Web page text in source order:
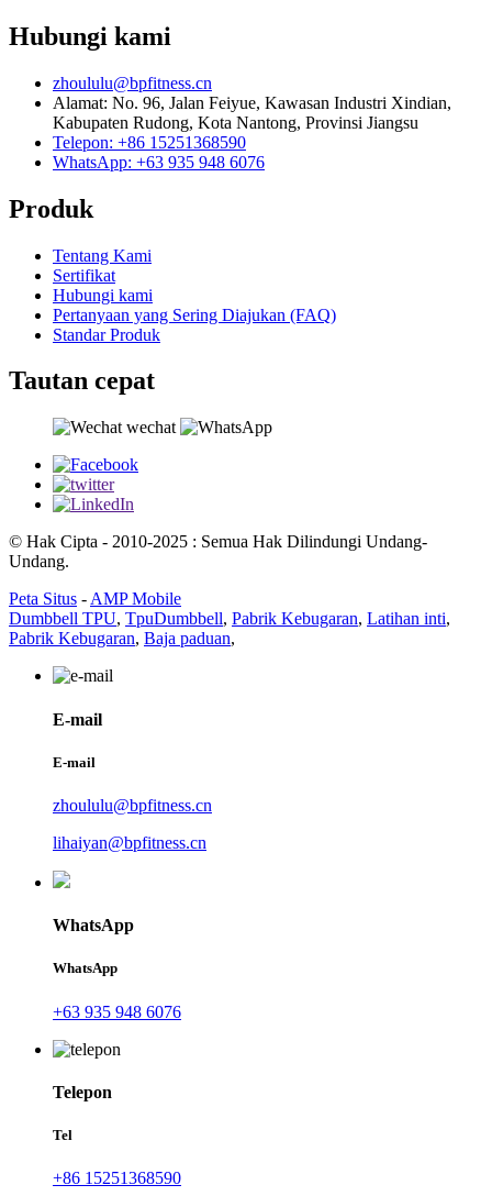
Hubungi kami
zhoululu@bpfitness.cn
Alamat: No. 96, Jalan Feiyue, Kawasan Industri Xindian,
Kabupaten Rudong, Kota Nantong, Provinsi Jiangsu
Telepon: +86 15251368590
WhatsApp: +63 935 948 6076
Produk
Tentang Kami
Sertifikat
Hubungi kami
Pertanyaan yang Sering Diajukan (FAQ)
Standar Produk
Tautan cepat
© Hak Cipta - 2010-2025 : Semua Hak Dilindungi Undang-
Undang.
Peta Situs - AMP Mobile
Dumbbell TPU, TpuDumbbell, Pabrik Kebugaran, Latihan inti,
Pabrik Kebugaran, Baja paduan,
E-mail
E-mail
zhoululu@bpfitness.cn
lihaiyan@bpfitness.cn
WhatsApp
WhatsApp
+63 935 948 6076
Telepon
Tel
+86 15251368590